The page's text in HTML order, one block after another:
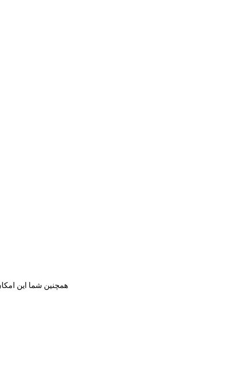
همچنین شما این